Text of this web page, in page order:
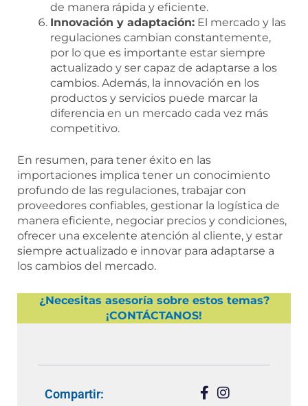
de manera rápida y eficiente.
Innovación y adaptación: El mercado y las
regulaciones cambian constantemente,
por lo que es importante estar siempre
actualizado y ser capaz de adaptarse a los
cambios. Además, la innovación en los
productos y servicios puede marcar la
diferencia en un mercado cada vez más
competitivo.
En resumen, para tener éxito en las
importaciones implica tener un conocimiento
profundo de las regulaciones, trabajar con
proveedores confiables, gestionar la logística de
manera eficiente, negociar precios y condiciones,
ofrecer una excelente atención al cliente, y estar
siempre actualizado e innovar para adaptarse a
los cambios del mercado.
¿Necesitas asesoría sobre estos temas?
¡CONTÁCTANOS!
Compartir: